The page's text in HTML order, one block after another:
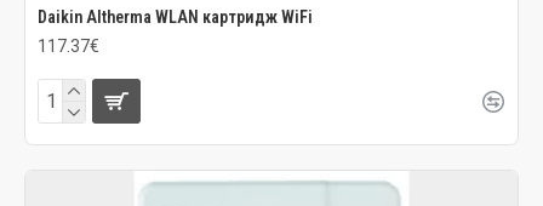
Daikin Altherma WLAN картридж WiFi
117.37€